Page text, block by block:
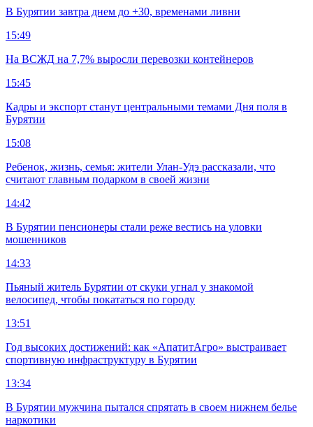
В Бурятии завтра днем до +30, временами ливни
15:49
На ВСЖД на 7,7% выросли перевозки контейнеров
15:45
Кадры и экспорт станут центральными темами Дня поля в
Бурятии
15:08
Ребенок, жизнь, семья: жители Улан-Удэ рассказали, что
считают главным подарком в своей жизни
14:42
В Бурятии пенсионеры стали реже вестись на уловки
мошенников
14:33
Пьяный житель Бурятии от скуки угнал у знакомой
велосипед, чтобы покататься по городу
13:51
Год высоких достижений: как «АпатитАгро» выстраивает
спортивную инфраструктуру в Бурятии
13:34
В Бурятии мужчина пытался спрятать в своем нижнем белье
наркотики